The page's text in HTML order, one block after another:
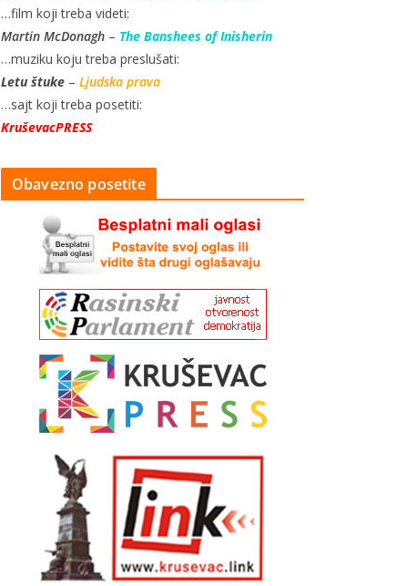
…film koji treba videti:
Martin McDonagh – The Banshees of Inisherin
…muziku koju treba preslušati:
Letu štuke – Ljudska prava
…sajt koji treba posetiti:
KruševacPRESS
Obavezno posetite